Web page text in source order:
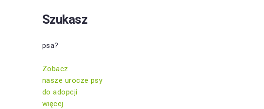
Szukasz
psa?
Zobacz
nasze urocze psy
do adopcji
więcej